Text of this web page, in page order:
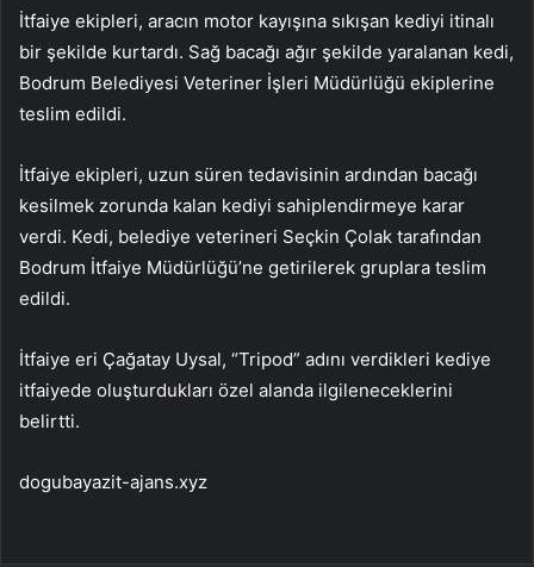
İtfaiye ekipleri, aracın motor kayışına sıkışan kediyi itinalı
bir şekilde kurtardı. Sağ bacağı ağır şekilde yaralanan kedi,
Bodrum Belediyesi Veteriner İşleri Müdürlüğü ekiplerine
teslim edildi.
İtfaiye ekipleri, uzun süren tedavisinin ardından bacağı
kesilmek zorunda kalan kediyi sahiplendirmeye karar
verdi. Kedi, belediye veterineri Seçkin Çolak tarafından
Bodrum İtfaiye Müdürlüğü’ne getirilerek gruplara teslim
edildi.
İtfaiye eri Çağatay Uysal, “Tripod” adını verdikleri kediye
itfaiyede oluşturdukları özel alanda ilgileneceklerini
belirtti.
dogubayazit-ajans.xyz